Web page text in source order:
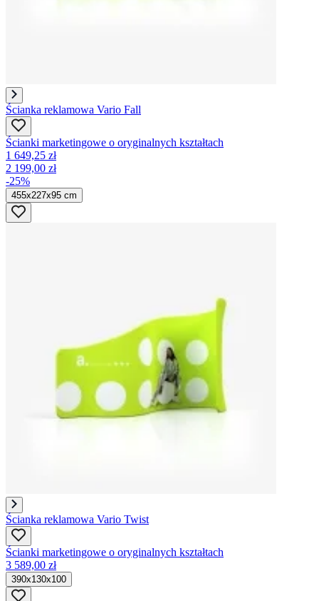
Ścianka reklamowa Vario Fall
Ścianki marketingowe o oryginalnych kształtach
1 649,25 zł
2 199,00 zł
-25%
455x227x95 cm
Ścianka reklamowa Vario Twist
Ścianki marketingowe o oryginalnych kształtach
3 589,00 zł
390x130x100